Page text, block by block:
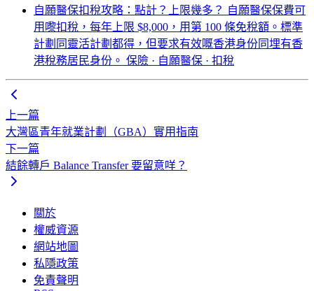
自願醫保扣稅攻略：點計？上限幾多？ 自願醫保保費可
用嚟扣稅，每年上限 $8,000，用第 100 條免稅額。標準
計劃同靈活計劃都得，但要求有效嘅香港身份同埋有香
港稅務居民身份。 保險 · 自願醫保 · 扣稅
上一篇
大灣區青年就業計劃（GBA）實用指南
下一篇
結餘轉戶 Balance Transfer 要留意咩？
關於
權威資源
網站地圖
私隱政策
免責聲明